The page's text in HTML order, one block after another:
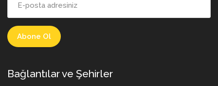
Bağlantılar ve Şehirler